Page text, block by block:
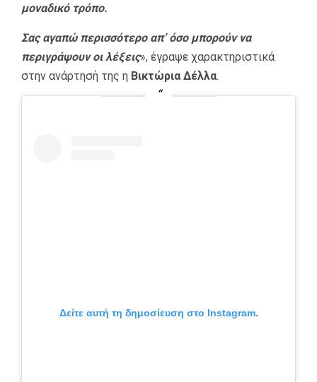
μοναδικό τρόπο.
Σας αγαπώ περισσότερο απ’ όσο μπορούν να
περιγράψουν οι λέξεις», έγραψε χαρακτηριστικά
στην ανάρτησή της η Βικτώρια Δέλλα.
Δείτε αυτή τη δημοσίευση στο Instagram.